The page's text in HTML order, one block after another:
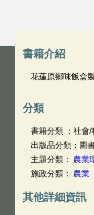
書籍介紹
花蓮原鄉味飯盒
分類
書籍分類 ：社會
出版品分類：圖
主題分類： 農業
施政分類： 農業
其他詳細資訊